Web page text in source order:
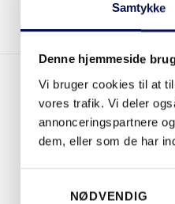
Samtykke
Denne hjemmeside
Vi bruger cookies til at
vores trafik. Vi deler
annonceringspartnere
dem, eller som de har
NØDVENDIG